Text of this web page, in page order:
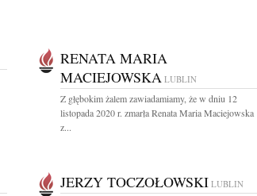
RENATA MARIA
MACIEJOWSKA LUBLIN
Z głębokim żalem zawiadamiamy, że w dniu 12
listopada 2020 r. zmarła Renata Maria Maciejowska
z...
JERZY TOCZOŁOWSKI LUBLIN